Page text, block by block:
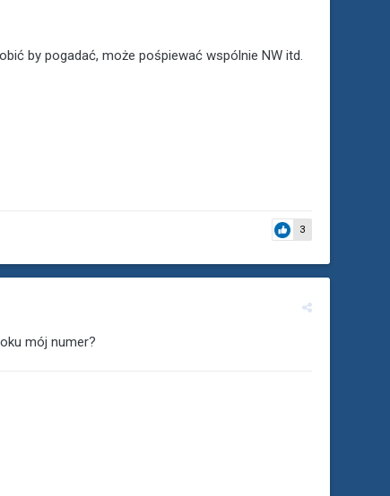
by pogadać, może pośpiewać wspólnie NW itd.
3
mój numer?